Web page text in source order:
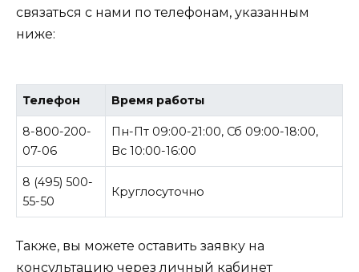
связаться с нами по телефонам, указанным
ниже:
Телефон Время работы
8-800-200-
07-06
Пн-Пт 09:00-21:00, Сб 09:00-18:00,
Вс 10:00-16:00
8 (495) 500-
55-50
Круглосуточно
Также, вы можете оставить заявку на
консультацию через личный кабинет